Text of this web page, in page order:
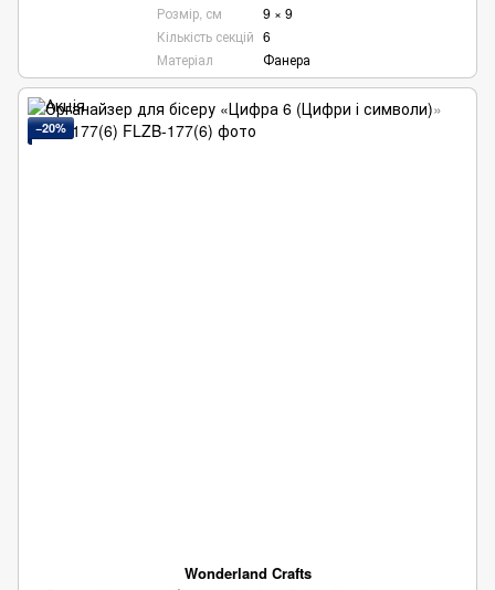
Розмір, см
9 × 9
Кількість секцій 6
Матеріал
Фанера
−20%
Wonderland Crafts